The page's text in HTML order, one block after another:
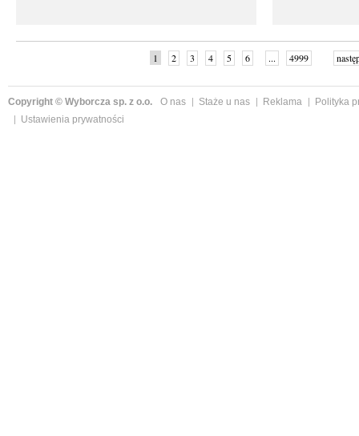
1 2 3 4 5 6 ... 4999
Copyright © Wyborcza sp. z o.o. O nas Staże u nas Reklama
Polityka
Ustawienia prywatności